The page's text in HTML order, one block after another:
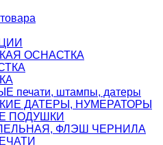
ОСНАСТКА
штампы, датеры
ДАТЕРЫ, НУМЕРАТОРЫ
ПОДУШКИ
ФЛЭШ ЧЕРНИЛА